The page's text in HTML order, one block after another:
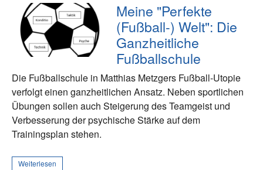
Meine "Perfekte
(Fußball-) Welt": Die
Ganzheitliche
Fußballschule
Die Fußballschule in Matthias Metzgers Fußball-Utopie
verfolgt einen ganzheitlichen Ansatz. Neben sportlichen
Übungen sollen auch Steigerung des Teamgeist und
Verbesserung der psychische Stärke auf dem
Trainingsplan stehen.
Weiterlesen